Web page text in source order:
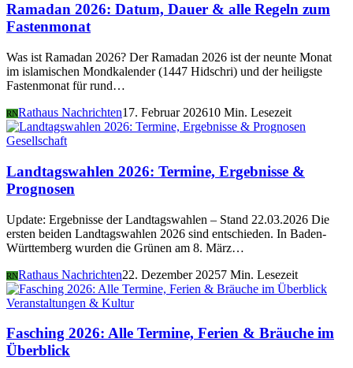
Ramadan 2026: Datum, Dauer & alle Regeln zum
Fastenmonat
Was ist Ramadan 2026? Der Ramadan 2026 ist der neunte Monat
im islamischen Mondkalender (1447 Hidschri) und der heiligste
Fastenmonat für rund…
RNRathaus Nachrichten17. Februar 202610 Min. Lesezeit
Gesellschaft
Landtagswahlen 2026: Termine, Ergebnisse &
Prognosen
Update: Ergebnisse der Landtagswahlen – Stand 22.03.2026 Die
ersten beiden Landtagswahlen 2026 sind entschieden. In Baden-
Württemberg wurden die Grünen am 8. März…
RNRathaus Nachrichten22. Dezember 20257 Min. Lesezeit
Veranstaltungen & Kultur
Fasching 2026: Alle Termine, Ferien & Bräuche im
Überblick